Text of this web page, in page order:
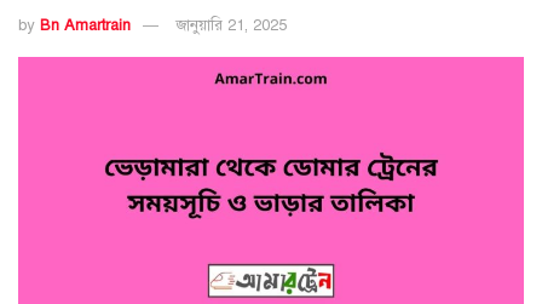
by Bn Amartrain জানুয়ারি 21, 2025